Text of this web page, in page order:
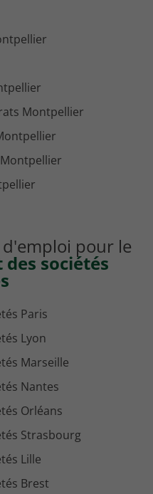
Montpellier
Montpellier
Montpellier pour le
sociétés
Paris
Lyon
Marseille
Nantes
Orléans
Strasbourg
Lille
Brest